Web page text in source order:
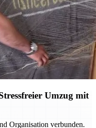
Umzug mit
Organisation verbunden.